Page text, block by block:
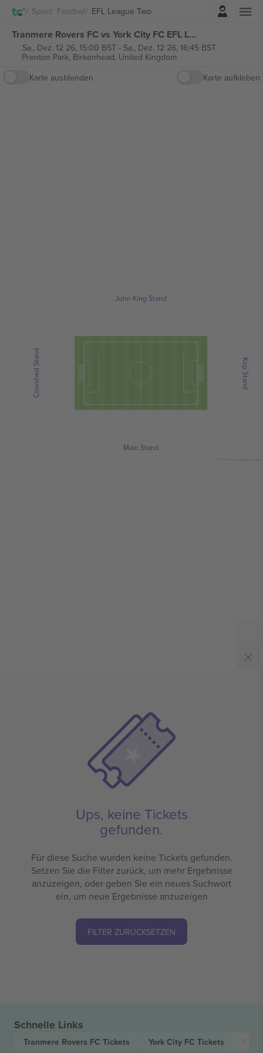
Sport Football EFL League TwoEinloggen
Tranmere Rovers FC vs York City FC EFL League Two tickets
Sa., Dez. 12 26, 15:00 BST- Sa., Dez. 12 26, 16:45 BST
Prenton Park, Birkenhead, United Kingdom
Karte ausblenden
Karte aufkleben
John King Stand
Kop Stand
Main Stand
Cowshed Stand
Ups, keine Tickets
gefunden.
Für diese Suche wurden keine Tickets gefunden.
Setzen Sie die Filter zurück, um mehr Ergebnisse
anzuzeigen, oder geben Sie ein neues Suchwort
ein, um neue Ergebnisse anzuzeigen
FILTER ZURÜCKSETZEN
Schnelle Links
Tranmere Rovers FC Tickets York City FC Tickets